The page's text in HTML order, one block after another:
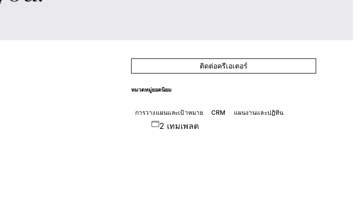
ติดต่อครีเอเตอร์
หมวดหมู่ยอดนิยม
การวางแผนและเป้าหมาย CRM แผนงานและปฏิทิน
2 เทมเพลต